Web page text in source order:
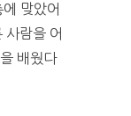
맞았어
사람을 어
배웠다